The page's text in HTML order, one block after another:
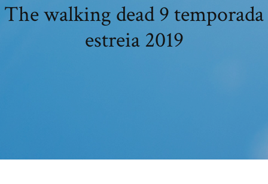
The walking dead 9 temporada
estreia 2019